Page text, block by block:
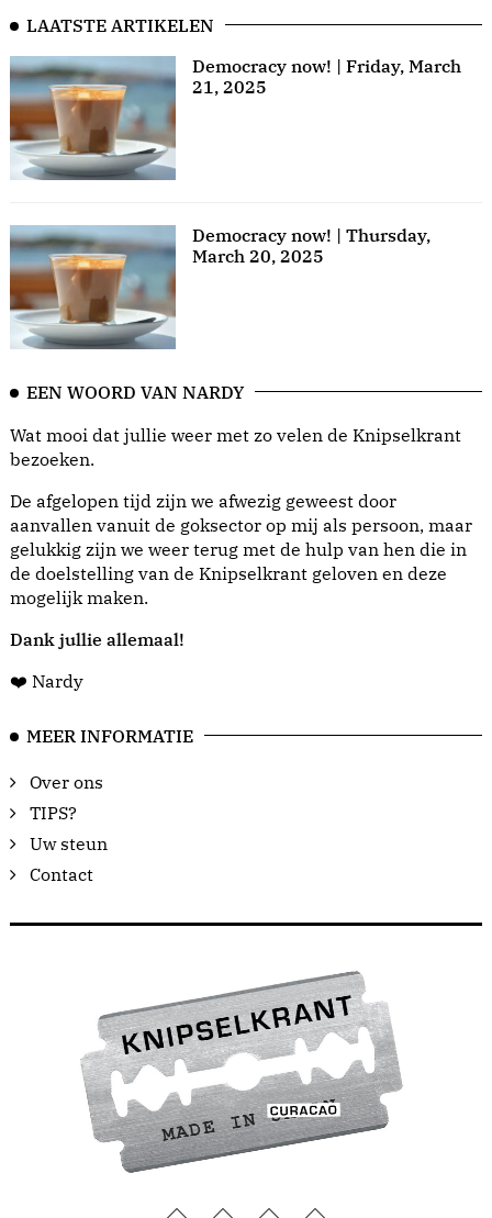
LAATSTE ARTIKELEN
Democracy now! | Friday, March
21, 2025
Democracy now! | Thursday,
March 20, 2025
EEN WOORD VAN NARDY
Wat mooi dat jullie weer met zo velen de Knipselkrant
bezoeken.
De afgelopen tijd zijn we afwezig geweest door
aanvallen vanuit de goksector op mij als persoon, maar
gelukkig zijn we weer terug met de hulp van hen die in
de doelstelling van de Knipselkrant geloven en deze
mogelijk maken.
Dank jullie allemaal!
❤️ Nardy
MEER INFORMATIE
Over ons
TIPS?
Uw steun
Contact